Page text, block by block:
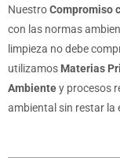
NuestroCompromiso
con las normas
limpieza no debe
utilizamos Materias
Ambientey procesos
ambiental sin restar la